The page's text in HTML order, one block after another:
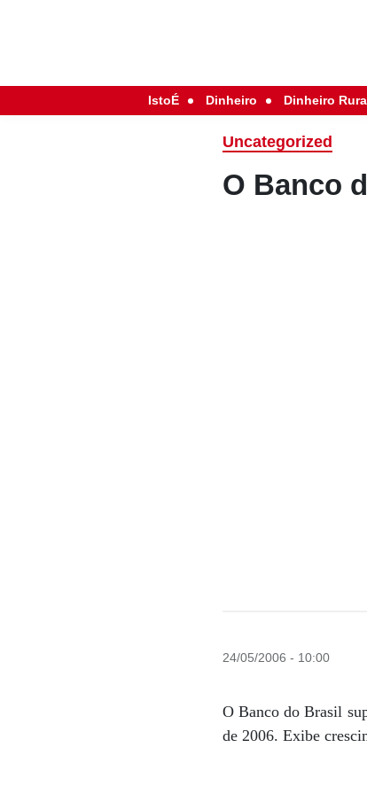
IstoÉ Dinheiro Dinheiro
Uncategorized
O Banco
24/05/2006 - 10:00
O Banco do Brasil
de 2006. Exibe